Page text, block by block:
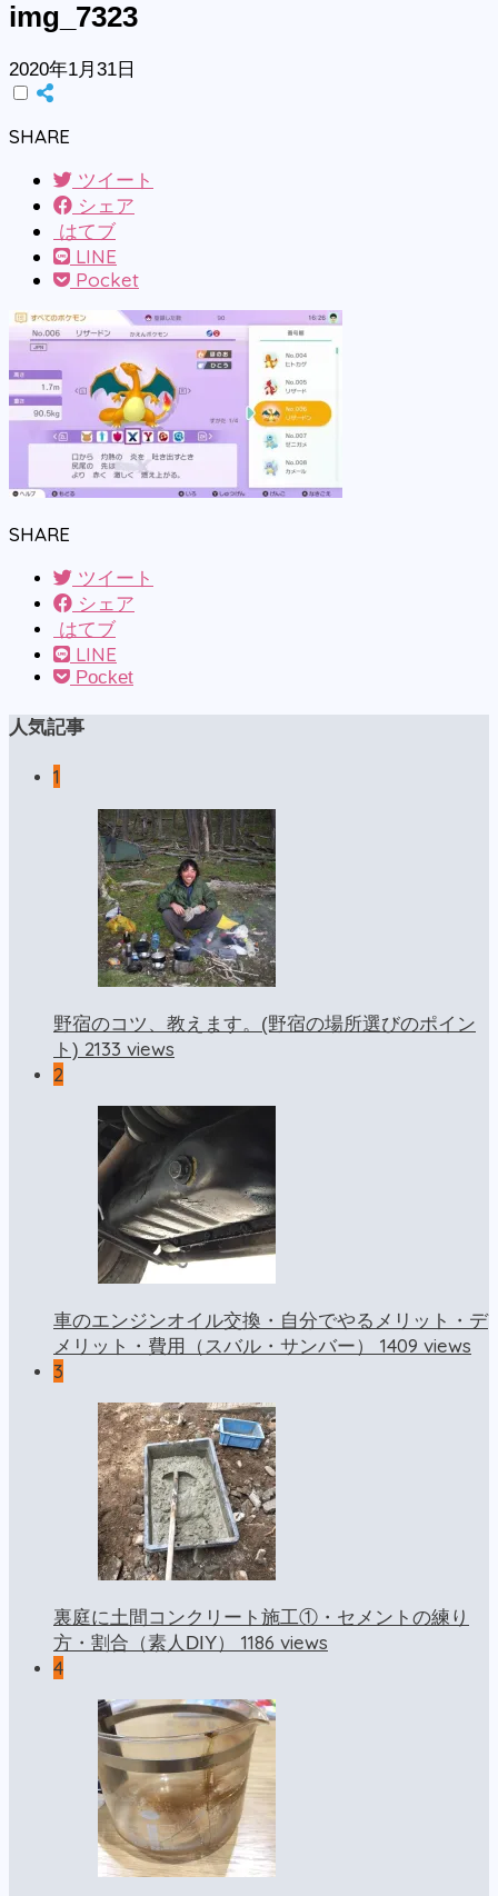
img_7323
2020年1月31日
SHARE
ツイート
シェア
はてブ
LINE
Pocket
SHARE
ツイート
シェア
はてブ
LINE
Pocket
人気記事
1
野宿のコツ、教えます。(野宿の場所選びのポイン
ト) 2133 views
2
車のエンジンオイル交換・自分でやるメリット・デ
メリット・費用（スバル・サンバー） 1409 views
3
裏庭に土間コンクリート施工①・セメントの練り
方・割合（素人DIY） 1186 views
4